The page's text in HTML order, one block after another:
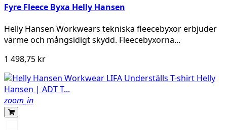
Fyre Fleece Byxa Helly Hansen
Helly Hansen Workwears tekniska fleecebyxor erbjuder
värme och mångsidigt skydd. Fleecebyxorna...
1 498,75 kr
zoom_in